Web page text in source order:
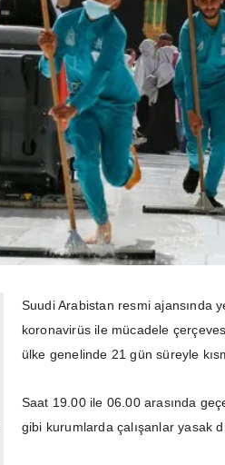
Suudi Arabistan resmi ajansında
koronavirüs ile mücadele
ülke genelinde 21 gün süreyle
Saat 19.00 ile 06.00 arasında
gibi kurumlarda çalışanlar yasak